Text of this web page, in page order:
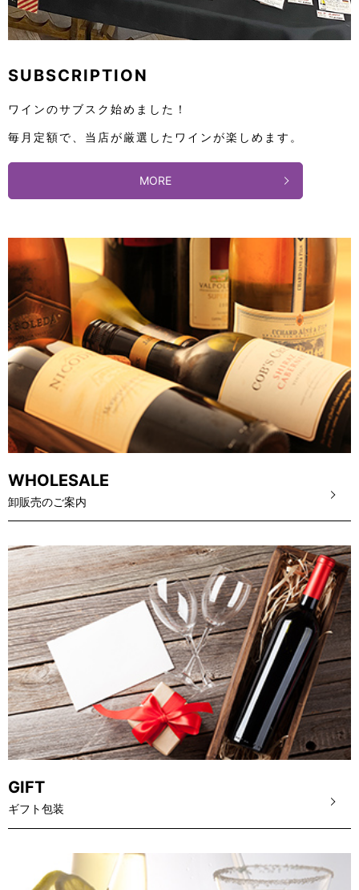
SUBSCRIPTION
ワインのサブスク始めました！
毎月定額で、当店が厳選したワインが楽しめます。
MORE
WHOLESALE
卸販売のご案内
GIFT
ギフト包装